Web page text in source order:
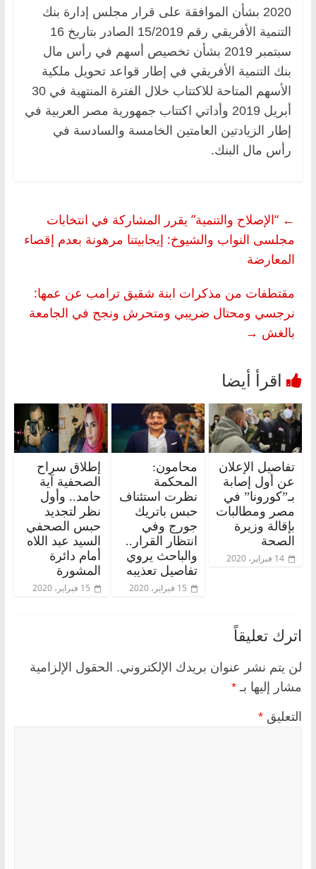
2020 بشأن الموافقة على قرار مجلس إدارة بنك
التنمية الأفريقي رقم 15/2019 الصادر بتاريخ 16
سبتمبر 2019 بشأن تخصيص أسهم في رأس مال
بنك التنمية الأفريقي في إطار قواعد تحويل ملكية
الأسهم المتاحة للاكتتاب خلال الفترة المنتهية في 30
أبريل 2019 وأداتي اكتتاب جمهورية مصر العربية في
إطار الزيادتين العامتين الخامسة والسادسة في
رأس مال البنك.
← “الإصلاح والتنمية” يقرر المشاركة في انتخابات
مجلسى النواب والشيوخ: إيجابيتنا مرهونة بعدم إقصاء
المعارضة
مقتطفات من مذكرات ابنة شقيق ترامب عن عمها:
نرجسي ومحتال ضريبي ومتحرش ونجح في الجامعة
بالغش →
تفاصيل الإعلان
عن أول إصابة
بـ”كورونا” في
مصر ومطالبات
بإقالة وزيرة
الصحة
14 فبراير، 2020
محامون:
المحكمة
نظرت استئناف
حبس باتريك
جورج وفي
انتظار القرار..
والباحث يروي
تفاصيل تعذيبه
15 فبراير، 2020
إطلاق سراح
الصحفية آية
حامد.. وأول
نظر لتجديد
حبس الصحفي
السيد عبد اللاه
أمام دائرة
المشورة
15 فبراير، 2020
اترك تعليقاً
لن يتم نشر عنوان بريدك الإلكتروني. الحقول الإلزامية
مشار إليها بـ *
التعليق *